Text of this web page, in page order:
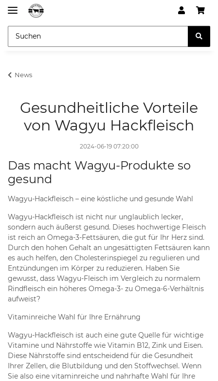
News
Gesundheitliche Vorteile
von Wagyu Hackfleisch
2024-06-19 07:20:00
Das macht Wagyu-Produkte so
gesund
Wagyu-Hackfleisch – eine köstliche und gesunde Wahl
Wagyu-Hackfleisch ist nicht nur unglaublich lecker,
sondern auch äußerst gesund. Dieses hochwertige Fleisch
ist reich an Omega-3-Fettsäuren, die gut für Ihr Herz sind.
Durch den hohen Gehalt an ungesättigten Fettsäuren kann
es auch helfen, den Cholesterinspiegel zu regulieren und
Entzündungen im Körper zu reduzieren. Haben Sie
gewusst, dass Wagyu-Fleisch im Vergleich zu normalem
Rindfleisch ein höheres Omega-3- zu Omega-6-Verhältnis
aufweist?
Vitaminreiche Wahl für Ihre Ernährung
Wagyu-Hackfleisch ist auch eine gute Quelle für wichtige
Vitamine und Nährstoffe wie Vitamin B12, Zink und Eisen.
Diese Nährstoffe sind entscheidend für die Gesundheit
Ihrer Zellen, die Blutbildung und den Stoffwechsel. Wenn
Sie also eine vitaminreiche und nahrhafte Wahl für Ihre